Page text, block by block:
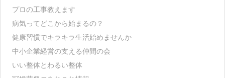
プロの工事教えます
病気ってどこから始まるの？
健康習慣でキラキラ生活始めませんか
中小企業経営の支える仲間の会
いい整体とわるい整体